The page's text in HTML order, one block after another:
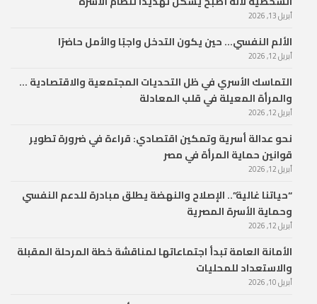
أبريل 13, 2026
الألم النفسي… حين يكون التدخل واجبًا والأمل حاضرًا
أبريل 12, 2026
التماسك الأسري في ظل التحديات المجتمعية والاقتصادية …
والمرأة المعيلة في قلب المعادلة
أبريل 12, 2026
نحو عدالة أسرية وتمكين اقتصادي: قراءة في ضرورة تطوير
قوانين حماية المرأة في مصر
أبريل 12, 2026
“حياتنا غالية”.. الإصلاح والنهضة يطلق مبادرة للدعم النفسي
وحماية الأسرة المصرية
أبريل 12, 2026
الأمانة العامة تبدأ اجتماعاتها لمناقشة خطة المرحلة المقبلة
والاستعداد للمحليات
أبريل 10, 2026